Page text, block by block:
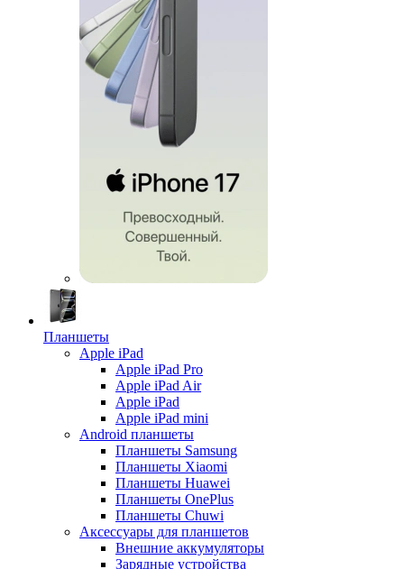
Планшеты
Apple iPad
Apple iPad Pro
Apple iPad Air
Apple iPad
Apple iPad mini
Android планшеты
Планшеты Samsung
Планшеты Xiaomi
Планшеты Huawei
Планшеты OnePlus
Планшеты Chuwi
Аксессуары для планшетов
Внешние аккумуляторы
Зарядные устройства